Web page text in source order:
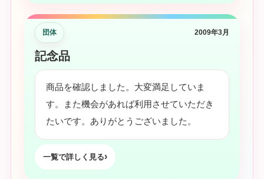
団体 2009年3月
記念品
商品を確認しました。大変満足していま
す。また機会があれば利用させていただき
たいです。ありがとうございました。
一覧で詳しく見る